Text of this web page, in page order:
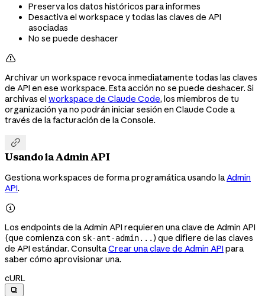
Preserva los datos históricos para informes
Desactiva el workspace y todas las claves de API
asociadas
No se puede deshacer

Archivar un workspace revoca inmediatamente todas las claves
de API en ese workspace. Esta acción no se puede deshacer. Si
archivas el workspace de Claude Code, los miembros de tu
organización ya no podrán iniciar sesión en Claude Code a
través de la facturación de la Console.

Usando la Admin API
Gestiona workspaces de forma programática usando laAdmin
API.

Los endpoints de la Admin API requieren una clave de Admin API
(que comienza con sk-ant-admin... ) que difiere de las claves
de API estándar. ConsultaCrear una clave de Admin API para
saber cómo aprovisionar una.
cURL
